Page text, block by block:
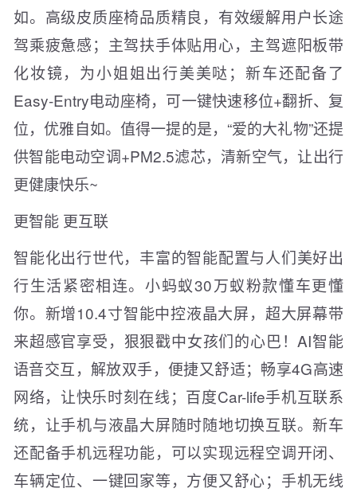
如。高级皮质座椅品质精良，有效缓解用户长途
驾乘疲惫感；主驾扶手体贴用心，主驾遮阳板带
化妆镜，为小姐姐出行美美哒；新车还配备了
Easy-Entry电动座椅，可一键快速移位+翻折、复
位，优雅自如。值得一提的是，“爱的大礼物”还提
供智能电动空调+PM2.5滤芯，清新空气，让出行
更健康快乐~
更智能 更互联
智能化出行世代，丰富的智能配置与人们美好出
行生活紧密相连。小蚂蚁30万蚁粉款懂车更懂
你。新增10.4寸智能中控液晶大屏，超大屏幕带
来超感官享受，狠狠戳中女孩们的心巴！AI智能
语音交互，解放双手，便捷又舒适；畅享4G高速
网络，让快乐时刻在线；百度Car-life手机互联系
统，让手机与液晶大屏随时随地切换互联。新车
还配备手机远程功能，可以实现远程空调开闭、
车辆定位、一键回家等，方便又舒心；手机无线